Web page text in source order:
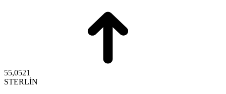
55,0521
STERLİN